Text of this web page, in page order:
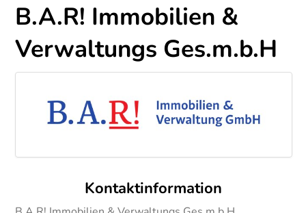
Mitglieder
News
B.A.R! Immobilien &
Verwaltungs Ges.m.b.H
Kontaktinformation